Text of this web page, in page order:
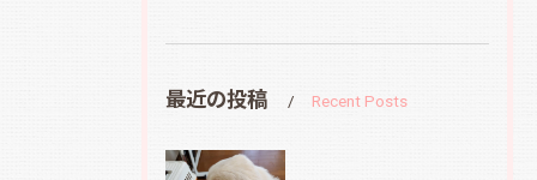
最近の投稿 Recent Posts